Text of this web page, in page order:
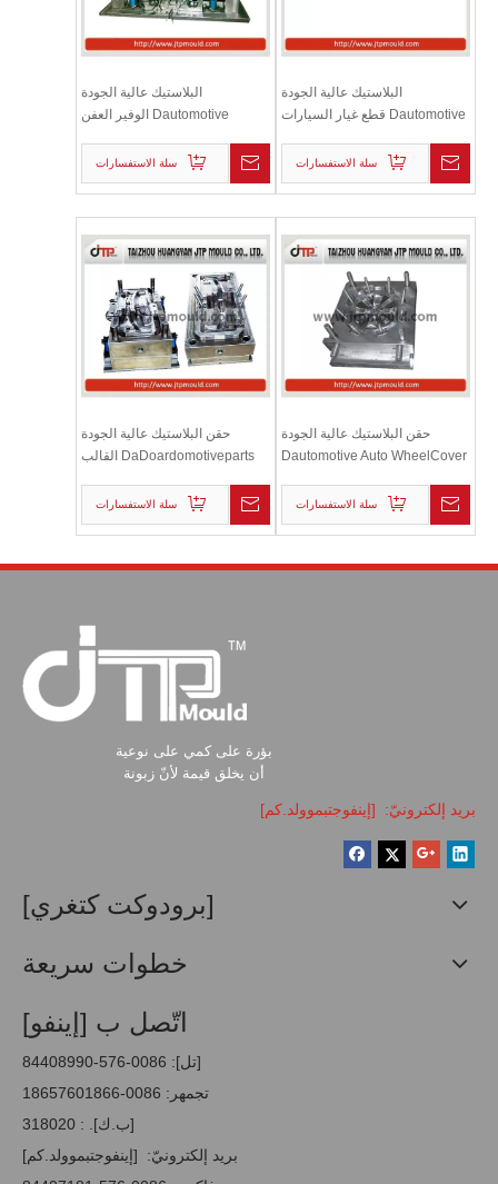
البلاستيك عالية الجودة
Dautomotive قطع غيار السيارات
سلة الاستفسارات
البلاستيك عالية الجودة
Dautomotive الوفير العفن
سلة الاستفسارات
حقن البلاستيك عالية الجودة
Dautomotive Auto WheelCover
سلة الاستفسارات
حقن البلاستيك عالية الجودة
DaDoardomotiveparts القالب
سلة الاستفسارات
بؤرة على كمي على نوعية
أن يخلق قيمة لأنّ زبونة
بريد إلكترونيّ: [إينفوجتبموولد.كم]
[برودوكت كتغري]
خطوات سريعة
اتّصل ب [إينفو]
[تل]: 0086-576-84408990
تجمهر: 0086-18657601866
[ب.ك]. : 318020
بريد إلكترونيّ: [إينفوجتبموولد.كم]